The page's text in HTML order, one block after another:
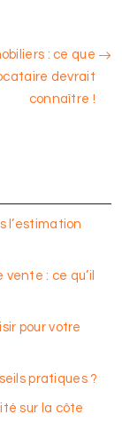
: ce que
devrait
connaître !
l’estimation
: ce qu’il
pour votre
pratiques ?
sur la côte